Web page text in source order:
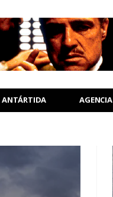
ANTÁRTIDA AGENCIA